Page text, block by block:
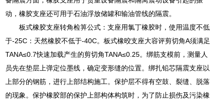
动，橡胶支座还可用于石油浮放储罐和输油管线的隔震。
板式橡胶支座转角检箅公式：支座用氯丁橡胶时，使用温度不低
于-25C：天然橡胶不低于-40C。板式橡晈支座大容评剪切角A须满足
TANA≤0.7快速加载产生的剪切角TANA≤0.25。绑筋支模前，测量人
员先在垫层上弹定位墨线，确定变形缝的位置。绑扎铅芯隔震支座以
上部分的钢筋，进行上部结构施工。保护层不得有空鼓、裂缝、脱落
的现象。保护橡胶部的保护上部构体构筑时，为了防止损伤及污染橡